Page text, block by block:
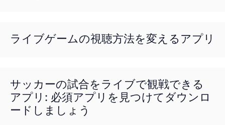
ライブゲームの視聴方法を変えるアプリ
サッカーの試合をライブで観戦できる
アプリ: 必須アプリを見つけてダウンロ
ードしましょう